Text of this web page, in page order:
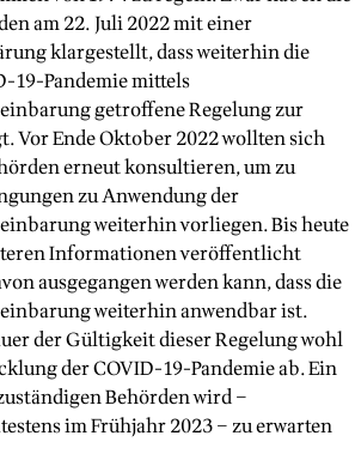
am 22. Juli 2022 mit einer
klargestellt, dass weiterhin die
19-Pandemie mittels
getroffene Regelung zur
Vor Ende Oktober 2022 wollten sich
erneut konsultieren, um zu
zu Anwendung der
weiterhin vorliegen. Bis heute
Informationen veröffentlicht
ausgegangen werden kann, dass die
weiterhin anwendbar ist.
der Gültigkeit dieser Regelung wohl
der COVID-19-Pandemie ab. Ein
Behörden wird –
im Frühjahr 2023 – zu erwarten